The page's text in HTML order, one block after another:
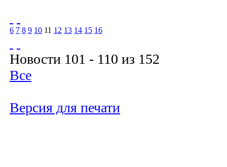
6 7 8 9 10 11 12 13 14 15 16
Новости 101 - 110 из 152
Все
Версия для печати